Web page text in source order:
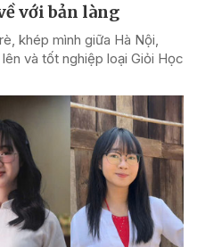
với bản làng
khép mình giữa Hà Nội,
và tốt nghiệp loại Giỏi Học